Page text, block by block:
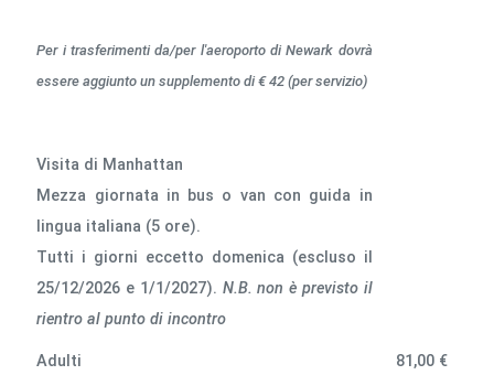
Per i trasferimenti da/per l'aeroporto di Newark dovrà
essere aggiuntoun supplemento di € 42 (per servizio)
Visita di Manhattan
Mezza giornata in bus o van con guida in
lingua italiana (5 ore).
Tutti i giorni eccetto domenica (escluso il
25/12/2026 e 1/1/2027). N.B. non è previsto il
rientro al punto di incontro
Adulti 81,00 €